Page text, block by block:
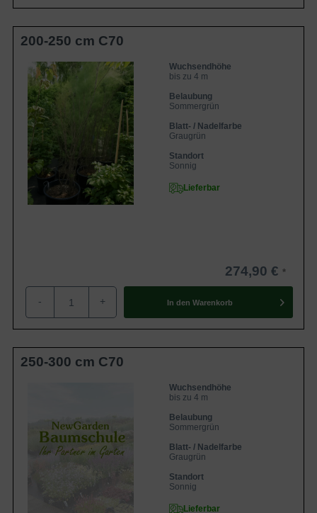
200-250 cm C70
Wuchsendhöhe
bis zu 4 m
Belaubung
Sommergrün
Blatt- / Nadelfarbe
Graugrün
Standort
Sonnig
Lieferbar
274,90 €
- + In den Warenkorb
250-300 cm C70
Wuchsendhöhe
bis zu 4 m
Belaubung
Sommergrün
Blatt- / Nadelfarbe
Graugrün
Standort
Sonnig
Lieferbar